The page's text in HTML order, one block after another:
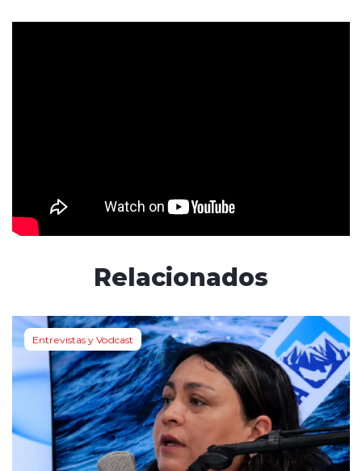
Relacionados
Entrevistas y Vodcast